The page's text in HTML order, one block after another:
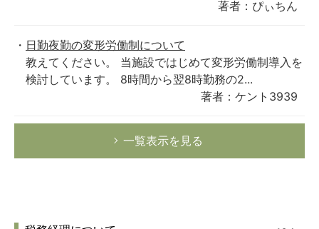
著者：ぴぃちん
日勤夜勤の変形労働制について
教えてください。 当施設ではじめて変形労働制導入を
検討しています。 8時間から翌8時勤務の2...
著者：ケント3939
一覧表示を見る